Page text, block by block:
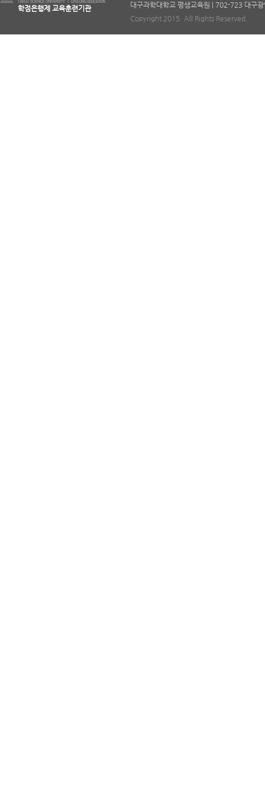
학점은행제 교육훈련기관
대구과학대학교 평생교육원 | 702-723 대
Copyright 2015. All Rights Reserved.